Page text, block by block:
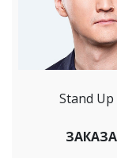
Stand